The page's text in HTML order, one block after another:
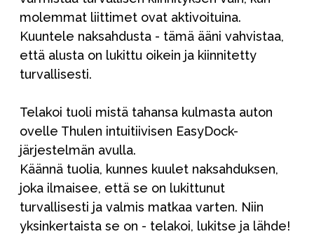
molemmat liittimet ovat aktivoituina.
Kuuntele naksahdusta - tämä ääni vahvistaa,
että alusta on lukittu oikein ja kiinnitetty
turvallisesti.
Telakoi tuoli mistä tahansa kulmasta auton
ovelle Thulen intuitiivisen EasyDock-
järjestelmän avulla.
Käännä tuolia, kunnes kuulet naksahduksen,
joka ilmaisee, että se on lukittunut
turvallisesti ja valmis matkaa varten. Niin
yksinkertaista se on - telakoi, lukitse ja lähde!